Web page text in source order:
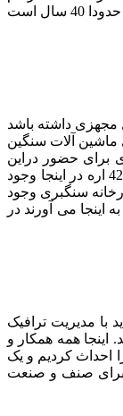
باشد مسلما نیروی انسانی و فعال کاری نمایشگاه را از تهران یا اصفهان می آوریم. امکانات ما محدود است و هر سال سعی می کنیم ایرادات را با حداکثر توان خودمان بر طرف کنیم. تهران حدودا 40 سال است
مجهزی داشته باشد
ماشین آلات سنگین
برای حضور دراین
نمایشگاه دارند. شاید روزهای اول و دوم از کمبودها ناراحت و دلگیر باشند اما تقریبا همه در روز آخر به دلیل فروش خوب محصولاتشان راضی بوده و سال بعد هم آمده اند. 280 کارخانه و 42 اره در اینجا وجود
محصولات ماشین آلات هستند. من فکر می کنم این تعداد نسبت به متوسط سراسر کشور سطح خیلی بالایی محسوب می شود مثلا در محمود آباد اصفهان 2000 کارخانه سنگبری وجود
کسانی که سنگ کوپ به اینجا می آورند در
بدهید اگر بخواهید 20 تن بار را برای شما حمل کنند باید با مدیریت ترافیک
اینجا همه همکار و
احداث کردیم و یک
که برای صنف و صنعت